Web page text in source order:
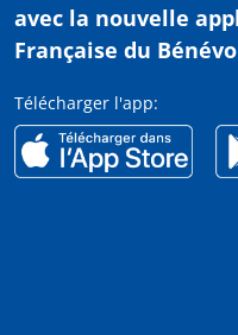
avec la nouvelle
Française du
Télécharger l'app: